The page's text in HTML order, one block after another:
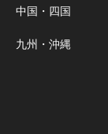
中国・四国
九州・沖縄